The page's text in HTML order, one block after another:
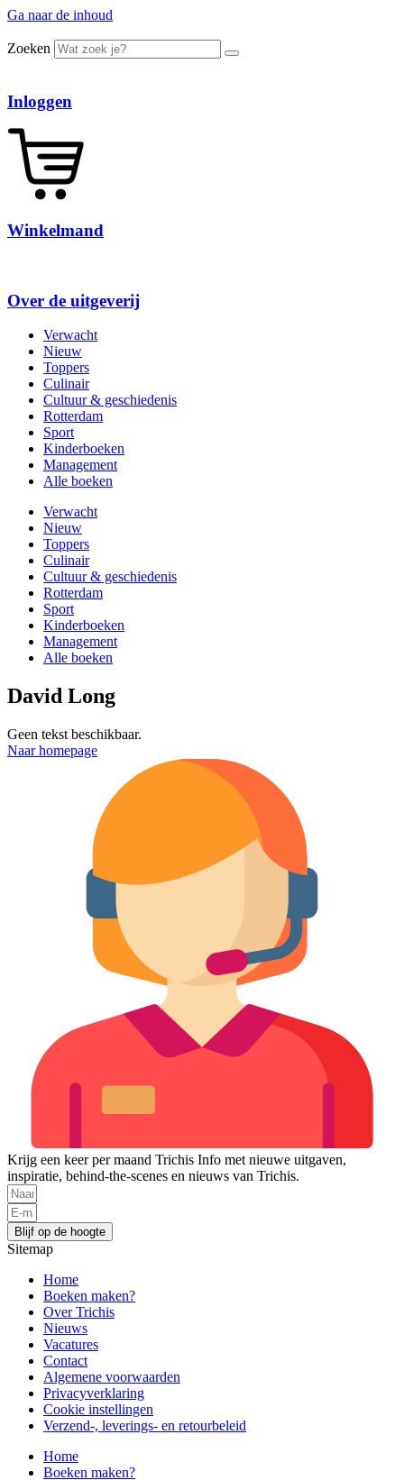
Ga naar de inhoud
Zoeken
Inloggen
Winkelmand
Over de uitgeverij
Verwacht
Nieuw
Toppers
Culinair
Cultuur & geschiedenis
Rotterdam
Sport
Kinderboeken
Management
Alle boeken
Verwacht
Nieuw
Toppers
Culinair
Cultuur & geschiedenis
Rotterdam
Sport
Kinderboeken
Management
Alle boeken
David Long
Geen tekst beschikbaar.
Naar homepage
Krijg een keer per maand Trichis Info met nieuwe uitgaven,
inspiratie, behind-the-scenes en nieuws van Trichis.
Blijf op de hoogte
Sitemap
Home
Boeken maken?
Over Trichis
Nieuws
Vacatures
Contact
Algemene voorwaarden
Privacyverklaring
Cookie instellingen
Verzend-, leverings- en retourbeleid
Home
Boeken maken?